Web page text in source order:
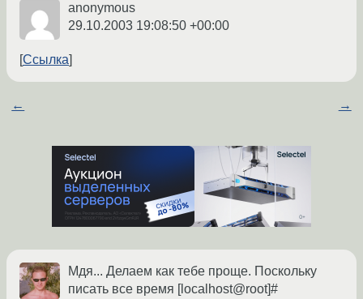
anonymous
29.10.2003 19:08:50 +00:00
Ссылка
← →
Мдя... Делаем как тебе проще. Поскольку
писать все время [localhost@root]#